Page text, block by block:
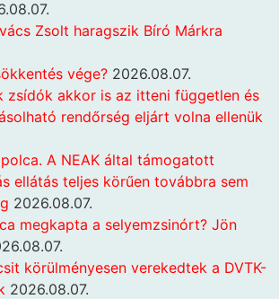
Zsolt haragszik Bíró Márkra
vége? 2026.08.07.
zsídók akkor is az itteni független és
rendőrség eljárt volna ellenük
A NEAK által támogatott
ellátás teljes körűen továbbra sem
2026.08.07.
megkapta a selyemzsinórt? Jön
körülményesen verekedtek a DVTK-
2026.08.07.